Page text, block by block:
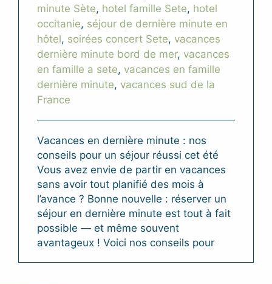
minute Sète, hotel famille Sete, hotel
occitanie, séjour de dernière minute en
hôtel, soirées concert Sete, vacances
dernière minute bord de mer, vacances
en famille a sete, vacances en famille
dernière minute, vacances sud de la
France
Vacances en dernière minute : nos
conseils pour un séjour réussi cet été
Vous avez envie de partir en vacances
sans avoir tout planifié des mois à
l’avance ? Bonne nouvelle : réserver un
séjour en dernière minute est tout à fait
possible — et même souvent
avantageux ! Voici nos conseils pour